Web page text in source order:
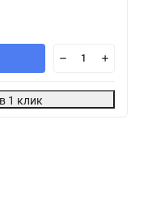
1 клик